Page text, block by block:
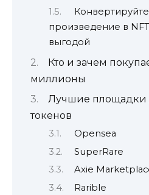
произведение в
выгодой
Кто и зачем
миллионы
Лучшие площадки
токенов
Opensea
SuperRare
Axie
Rarible